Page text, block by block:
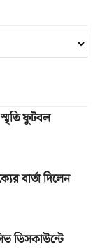
স্মৃতি ফুটবল
বার্তা দিলেন
ডিসকাউন্টে